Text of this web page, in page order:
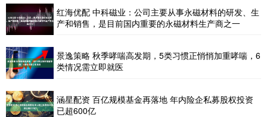
红海优配 中科磁业：公司主要从事永磁材料的研发、生
产和销售，是目前国内重要的永磁材料生产商之一
景逸策略 秋季哮喘高发期，5类习惯正悄悄加重哮喘，6
类情况需立即就医
涵星配资 百亿规模基金再落地 年内险企私募股权投资
已超600亿